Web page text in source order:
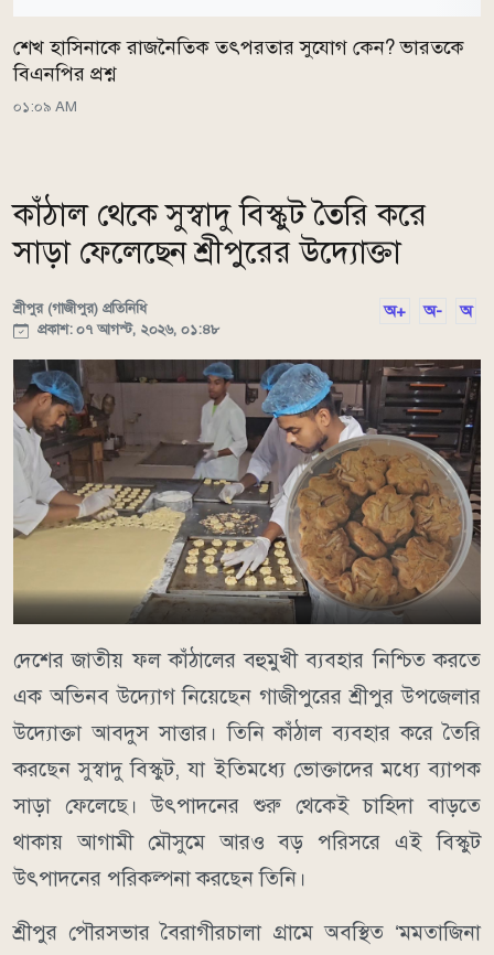
শেখ হাসিনাকে রাজনৈতিক তৎপরতার সুযোগ কেন? ভারতকে
বিএনপির প্রশ্ন
০১:০৯ AM
কাঁঠাল থেকে সুস্বাদু বিস্কুট তৈরি করে
সাড়া ফেলেছেন শ্রীপুরের উদ্যোক্তা
শ্রীপুর (গাজীপুর) প্রতিনিধি
প্রকাশ: ০৭ আগস্ট, ২০২৬, ০১:৪৮
অ+ অ- অ
দেশের জাতীয় ফল কাঁঠালের বহুমুখী ব্যবহার নিশ্চিত করতে
এক অভিনব উদ্যোগ নিয়েছেন গাজীপুরের শ্রীপুর উপজেলার
উদ্যোক্তা আবদুস সাত্তার। তিনি কাঁঠাল ব্যবহার করে তৈরি
করছেন সুস্বাদু বিস্কুট, যা ইতিমধ্যে ভোক্তাদের মধ্যে ব্যাপক
সাড়া ফেলেছে। উৎপাদনের শুরু থেকেই চাহিদা বাড়তে
থাকায় আগামী মৌসুমে আরও বড় পরিসরে এই বিস্কুট
উৎপাদনের পরিকল্পনা করছেন তিনি।
শ্রীপুর পৌরসভার বৈরাগীরচালা গ্রামে অবস্থিত ‘মমতাজিনা